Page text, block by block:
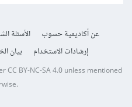
عن أكاديمية حسوب الأسئلة
إرشادات الاستخدام
بيان
CC BY-NC-SA 4.0unless mentioned